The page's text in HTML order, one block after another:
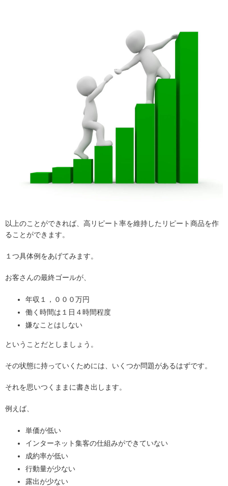
以上のことができれば、高リピート率を維持したリピート商品を作
ることができます。
１つ具体例をあげてみます。
お客さんの最終ゴールが、
年収１，０００万円
働く時間は１日４時間程度
嫌なことはしない
ということだとしましょう。
その状態に持っていくためには、いくつか問題があるはずです。
それを思いつくままに書き出します。
例えば、
単価が低い
インターネット集客の仕組みができていない
成約率が低い
行動量が少ない
露出が少ない